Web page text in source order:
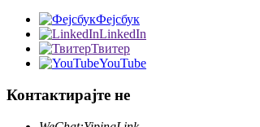
Фејсбук
LinkedIn
Твитер
YouTube
Контактирајте не